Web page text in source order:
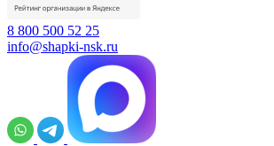
8 800 500 52 25
info@shapki-nsk.ru